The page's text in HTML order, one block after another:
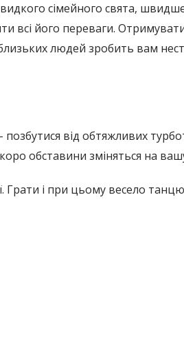
сімейного свята, швидше
всі його переваги.
людей зробить вам
від обтяжливих
обставини зміняться на
Грати і при цьому весело